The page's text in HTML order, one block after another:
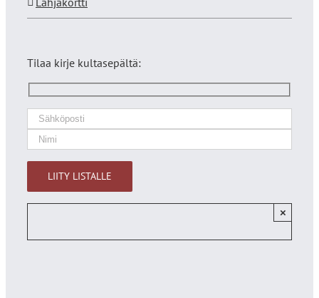
Tilaa kirje kultasepältä:
×